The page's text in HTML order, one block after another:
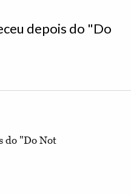
depois do "Do
do "Do Not